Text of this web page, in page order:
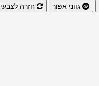
גווני אפור
חזרה